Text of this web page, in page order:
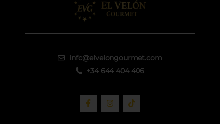
info@elvelongourmet.com
+34 644 404 406
F
a
c
I
n
s
T
i
k